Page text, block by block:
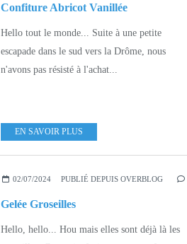
Confiture Abricot Vanillée
Hello tout le monde... Suite à une petite
escapade dans le sud vers la Drôme, nous
n'avons pas résisté à l'achat...
EN SAVOIR PLUS
02/07/2024 PUBLIÉ DEPUIS OVERBLOG
Gelée Groseilles
Hello, hello... Hou mais elles sont déjà là les